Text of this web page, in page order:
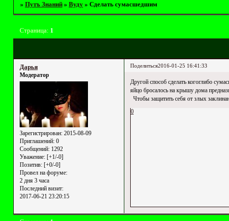
» Путъ Знаний » Вуду » Сделать сумасшедшим
Страница: 1
Поделиться2016-01-25 16:41:33
Дарья
Модератор
Зарегистрирован: 2015-08-09
Приглашений:0
Сообщений:1292
Уважение: [+1/-0]
Позитив: [+0/-0]
Провел на форуме:
2 дня 3 часа
Последний визит:
2017-06-21 23:20:15
Другой способ сделать когоглибо
яйцо бросалось на крышу дома
Чтобы защитить себя от злых
0